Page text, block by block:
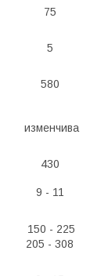
75
5
580
изменчива
430
9 - 11
150 - 225
205 - 308